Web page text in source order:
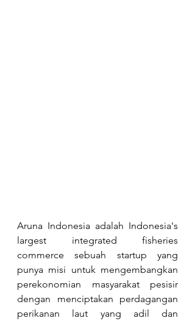
Aruna Indonesia adalah Indonesia's
largest integrated fisheries
commerce sebuah startup yang
punya misi untuk mengembangkan
perekonomian masyarakat pesisir
dengan menciptakan perdagangan
perikanan laut yang adil dan